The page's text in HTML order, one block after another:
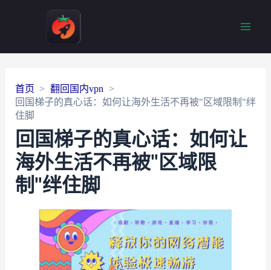
首页
翻回国内vpn
回国梯子的真心话：如何让海外生活不再被"区域限制"绊
住脚
回国梯子的真心话：如何让
海外生活不再被"区域限
制"绊住脚